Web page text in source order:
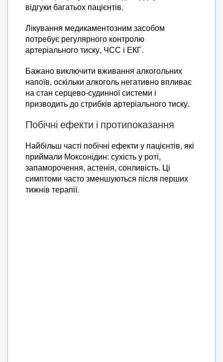
відгуки багатьох пацієнтів.
Лікування медикаментозним засобом
потребує регулярного контролю
артеріального тиску, ЧСС і ЕКГ.
Бажано виключити вживання алкогольних
напоїв, оскільки алкоголь негативно впливає
на стан серцево-судинної системи і
призводить до стрибків артеріального тиску.
Побічні ефекти і протипоказання
Найбільш часті побічні ефекти у пацієнтів, які
приймали Моксонідин: сухість у роті,
запаморочення, астенія, сонливість. Ці
симптоми часто зменшуються після перших
тижнів терапії.